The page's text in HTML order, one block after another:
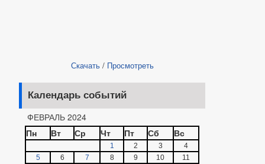
Скачать/ Просмотреть
Календарь событий
ФЕВРАЛЬ 2024
Пн
Вт Ср Чт Пт Сб Вс
1 2 3
4
5
6 7 8 9 10
11